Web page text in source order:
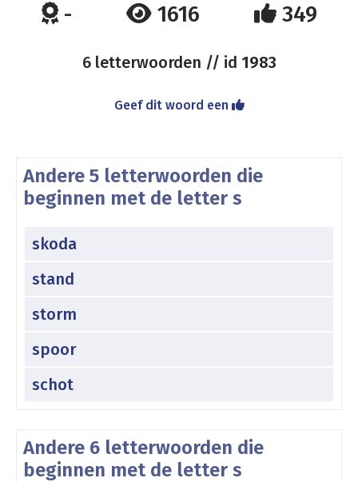
- 1616 349
6 letterwoorden // id 1983
Geef dit woord een
Andere 5 letterwoorden die
beginnen met de letter s
skoda
stand
storm
spoor
schot
Andere 6 letterwoorden die
beginnen met de letter s